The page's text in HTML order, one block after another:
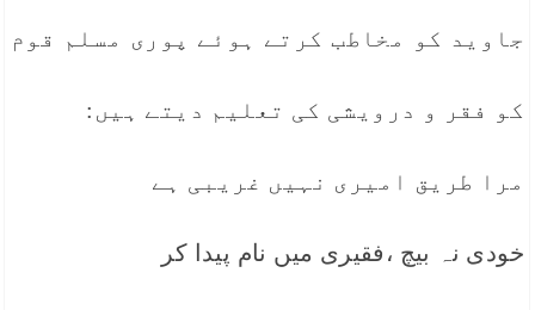
جاوید کو مخاطب کرتے ہوئے پوری مسلم قوم
کو فقر و درویشی کی تعلیم دیتے ہیں:
مرا طریق امیری نہیں غریبی ہے
خودی نہ بیچ ،فقیری میں نام پیدا کر